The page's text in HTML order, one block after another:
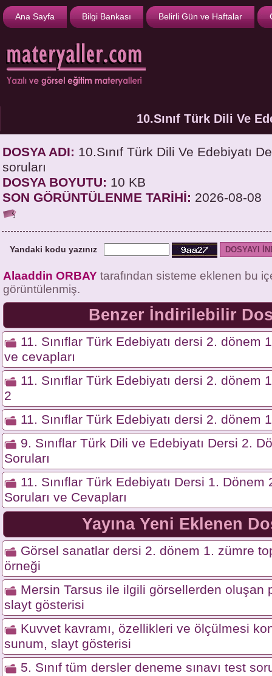
Ana Sayfa Bilgi Bankası Belirli Gün ve Haftalar
10.Sınıf Türk Dili Ve
DOSYA ADI: 10.Sınıf Türk Dili Ve Edebiyatı
soruları
DOSYA BOYUTU: 10 KB
SON GÖRÜNTÜLENME TARİHİ: 2026-08-08
Yandaki kodu yazınız
Alaaddin ORBAY tarafından sisteme eklenen bu
görüntülenmiş.
Benzer İndirilebilir
11. Sınıflar Türk Edebiyatı dersi 2. dönem
ve cevapları
11. Sınıflar Türk Edebiyatı dersi 2. dönem
2
11. Sınıflar Türk Edebiyatı dersi 2. dönem
9. Sınıflar Türk Dili ve Edebiyatı Dersi 2.
Soruları
11. Sınıflar Türk Edebiyatı Dersi 1. Dönem
Soruları ve Cevapları
Yayına Yeni Eklenen
Görsel sanatlar dersi 2. dönem 1. zümre
örneği
Mersin Tarsus ile ilgili görsellerden oluşan
slayt gösterisi
Kuvvet kavramı, özellikleri ve ölçülmesi
sunum, slayt gösterisi
5. Sınıf tüm dersler deneme sınavı test